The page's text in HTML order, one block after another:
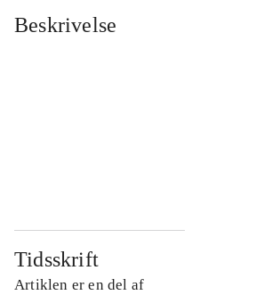
Beskrivelse
Tidsskrift
Artiklen er en del af